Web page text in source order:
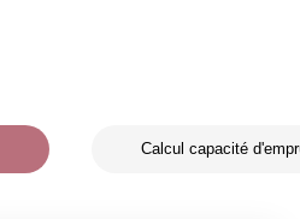
Calcul capacité